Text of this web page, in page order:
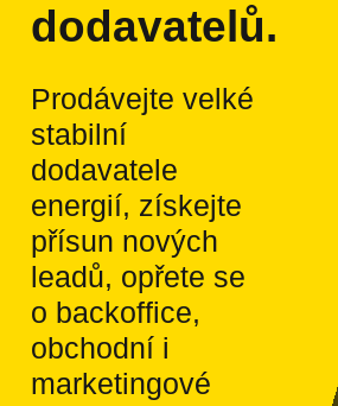
dodavatelů.
Prodávejte velké
stabilní
dodavatele
energií, získejte
přísun nových
leadů, opřete se
o backoffice,
obchodní i
marketingové